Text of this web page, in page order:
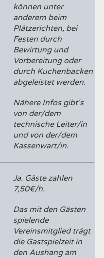
können unter
anderem beim
Plätzerichten, bei
Festen durch
Bewirtung und
Vorbereitung oder
durch Kuchenbacken
abgeleistet werden.
Nähere Infos gibt's
von der/dem
technische Leiter/in
und von der/dem
Kassenwart/in.
Ja. Gäste zahlen
7,50€/h.
Das mit den Gästen
spielende
Vereinsmitglied trägt
die Gastspielzeit in
den Aushang am